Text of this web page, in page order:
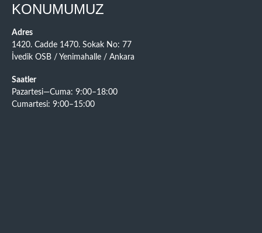
KONUMUMUZ
Adres
1420. Cadde 1470. Sokak No: 77
İvedik OSB / Yenimahalle / Ankara
Saatler
Pazartesi—Cuma: 9:00–18:00
Cumartesi: 9:00–15:00